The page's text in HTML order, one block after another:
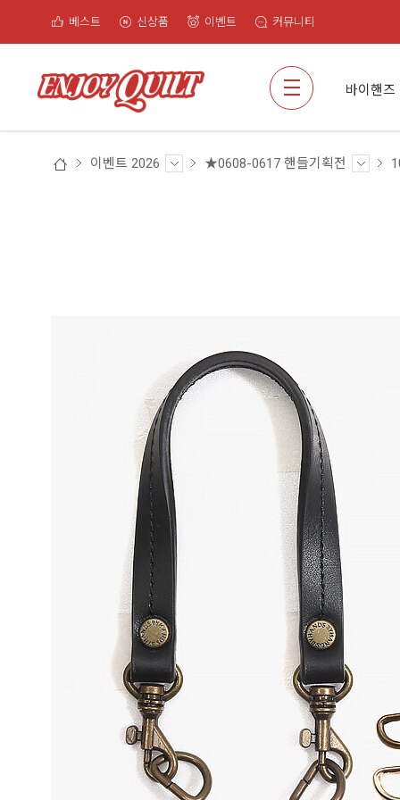
베스트 신상품 이벤트 커뮤니티
바이핸즈
이벤트 2026 ★0608-0617 핸들기획전